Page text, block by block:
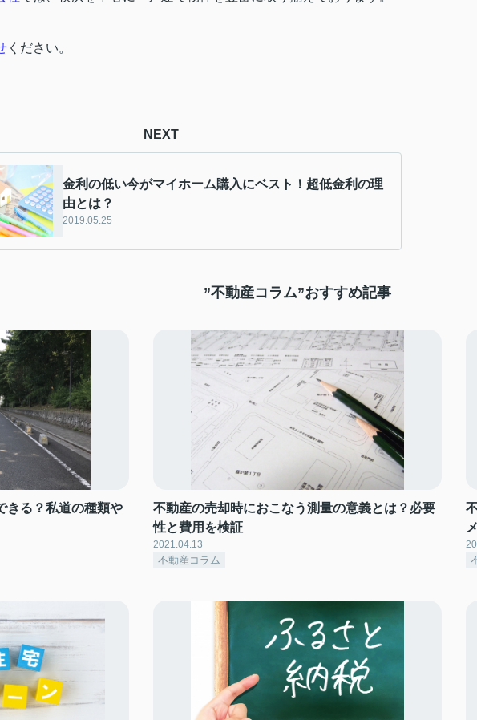
ください。
NEXT
金利の低い今がマイホーム購入にベスト！超低金利の理
由とは？
2019.05.25
”不動産コラム”おすすめ記事
きる？私道の種類や
不動産の売却時におこなう測量の意義とは？必要
性と費用を検証
2021.04.13
不動産コラム